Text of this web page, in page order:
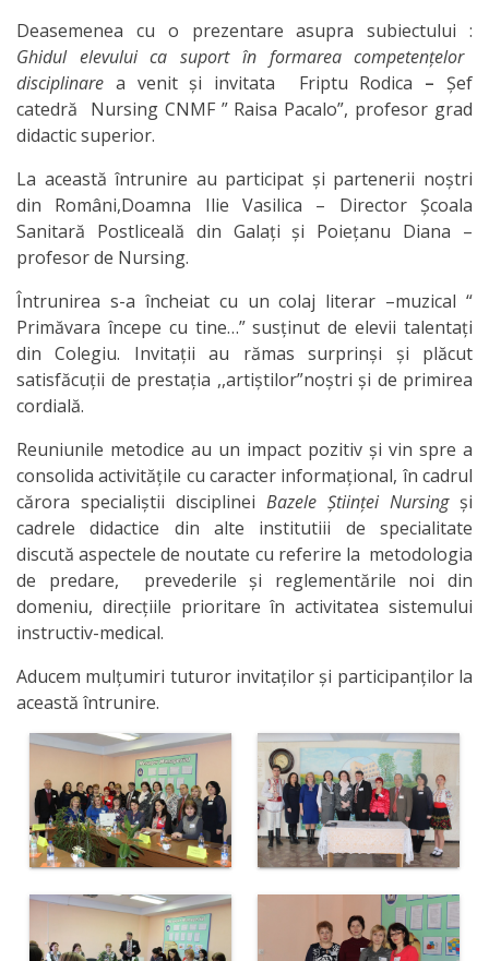
Secția
educație
Catedre
Discipline de
specialitate
Nr.1
Discipline de
specialitate
Nr2
Discipline
fundamentale
Discipline
reale
Discipline
socio-umane
Subdiviziunii
Contabilitate
Achiziții
Publice
Deasemenea cu o prezentare asupra subiectului :
Ghidul elevului ca suport în formarea competențelor
disciplinare a venit şi invitata Friptu Rodica – Șef
catedră Nursing CNMF ” Raisa Pacalo”, profesor grad
didactic superior.
La această întrunire au participat şi partenerii noştri
din Români,Doamna Ilie Vasilica – Director Şcoala
Sanitară Postliceală din Galaţi şi Poieţanu Diana –
profesor de Nursing.
Întrunirea s-a încheiat cu un colaj literar –muzical “
Primăvara începe cu tine…” susţinut de elevii talentaţi
din Colegiu. Invitaţii au rămas surprinşi şi plăcut
satisfăcuţii de prestaţia ,,artiştilor”noştri şi de primirea
cordială.
Reuniunile metodice au un impact pozitiv şi vin spre a
consolida activitățile cu caracter informaţional, în cadrul
cărora specialiștii disciplinei Bazele Științei Nursingși
cadrele didactice din alte institutiii de specialitate
discută aspectele de noutate cu referire la metodologia
de predare, prevederile și reglementările noi din
domeniu, direcţiile prioritare în activitatea sistemului
instructiv-medical.
Aducem mulţumiri tuturor invitaţilor şi participanţilor la
această întrunire.